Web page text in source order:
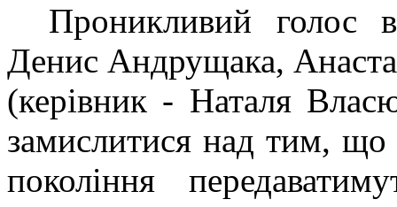
Проникливий голос
Денис Андрущака,
(керівник - Наталя
замислитися над тим, що
покоління